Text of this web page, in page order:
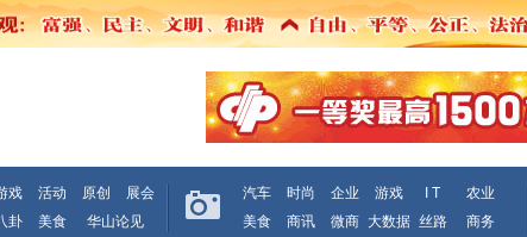
戏 活动 原创
展会
卦 美食 华山论见
汽车 时尚 企业 游戏 I T
农业
美食
商讯 微商 大数据 丝路 商务